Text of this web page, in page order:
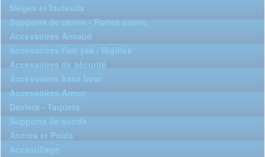
Sièges et fauteuils
Supports de canne - Portes canne
Accessoires Amiaud
Accessoires Fun yak / Rigiflex
Accessoires de sécurité
Accessoires bass boat
Accessoires Armor
Daviers - Taquets
Ancres et Poids
Accastillage